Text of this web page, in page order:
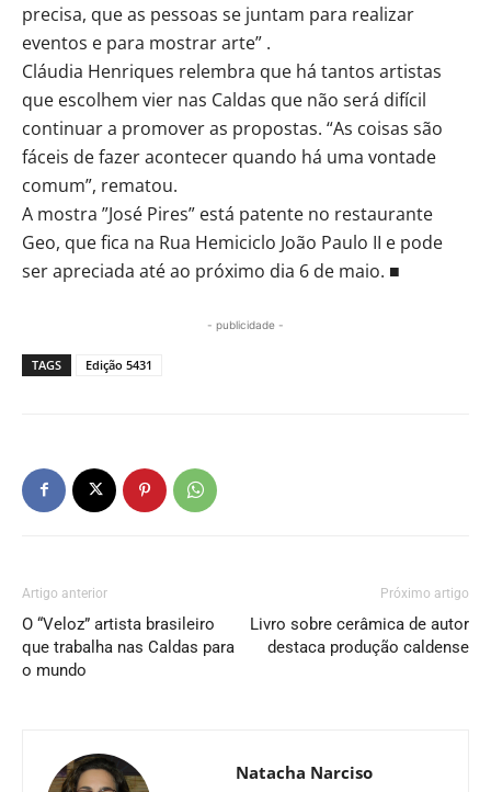
precisa, que as pessoas se juntam para realizar
eventos e para mostrar arte” .
Cláudia Henriques relembra que há tantos artistas
que escolhem vier nas Caldas que não será difícil
continuar a promover as propostas. “As coisas são
fáceis de fazer acontecer quando há uma vontade
comum”, rematou.
A mostra ”José Pires” está patente no restaurante
Geo, que fica na Rua Hemiciclo João Paulo II e pode
ser apreciada até ao próximo dia 6 de maio. ■
- publicidade -
TAGS Edição 5431
Artigo anterior
O “Veloz” artista brasileiro
que trabalha nas Caldas para
o mundo
Próximo artigo
Livro sobre cerâmica de autor
destaca produção caldense
Natacha Narciso